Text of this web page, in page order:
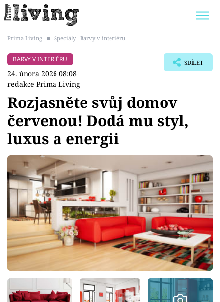
BYDLENÍ SLAVNÝCH
Témata
Bydlení
Zahrada
Design
Sledujte prima+
Přihlášení
Sledujte nás
Prima Living ■ Speciály Barvy v interiéru
BARVY V INTERIÉRU
24. února 2026 08:08
redakce Prima Living
SDÍLET
Rozjasněte svůj domov
červenou! Dodá mu styl,
luxus a energii